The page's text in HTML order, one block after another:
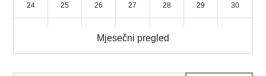
24 25 26 27 28 29 30
Mjesečni pregled